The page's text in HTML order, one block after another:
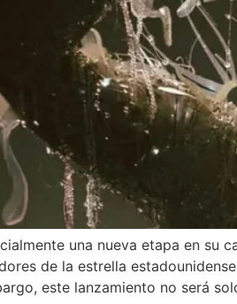
una nueva etapa en su
de la estrella
este lanzamiento no será